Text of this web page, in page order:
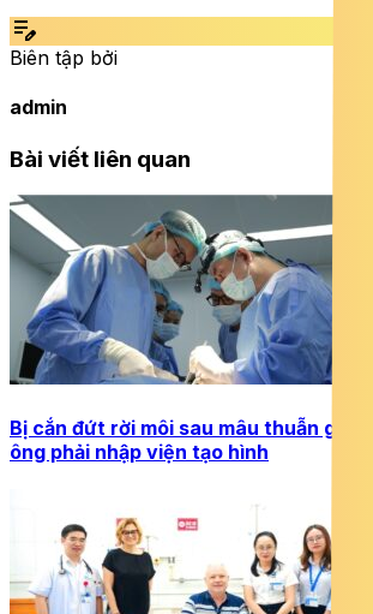
edit_note
Biên tập bởi
admin
Bài viết liên quan
Bị cắn đứt rời môi sau mâu thuẫn gia
ông phải nhập viện tạo hình